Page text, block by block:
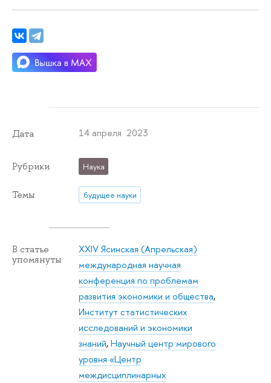
Дата 14 апреля 2023
Рубрики Наука
Темы будущее науки
В статье
упомянуты
XXIV Ясинская (Апрельская)
международная научная
конференция по проблемам
развития экономики и общества,
Институт статистических
исследований и экономики
знаний,Научный центр мирового
уровня «Центр
междисциплинарных